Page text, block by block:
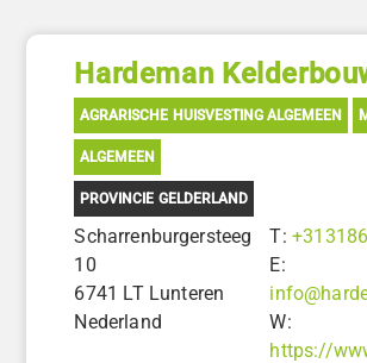
Hardeman
AGRARISCHE HUISVESTING ALGEMEEN
ALGEMEEN
PROVINCIE GELDERLAND
Scharrenburgersteeg
10
6741 LT Lunteren
Nederland
T:
E:
W:
https://